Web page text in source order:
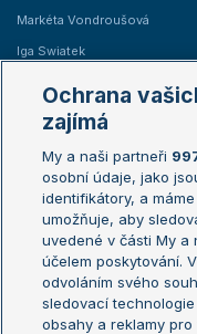
Markéta Vondroušová
Iga Swiatek
Žebříčky
Žebříček ATP (muži)
Žebříček WTA (ženy)
Sázkařský žebříček
Ochrana
zajímá
My a naši partneři
osobní údaje, jako
identifikátory, a
umožňuje, aby
uvedené v části My a
účelem poskytování.
odvoláním svého
sledovací
obsahy a reklamy